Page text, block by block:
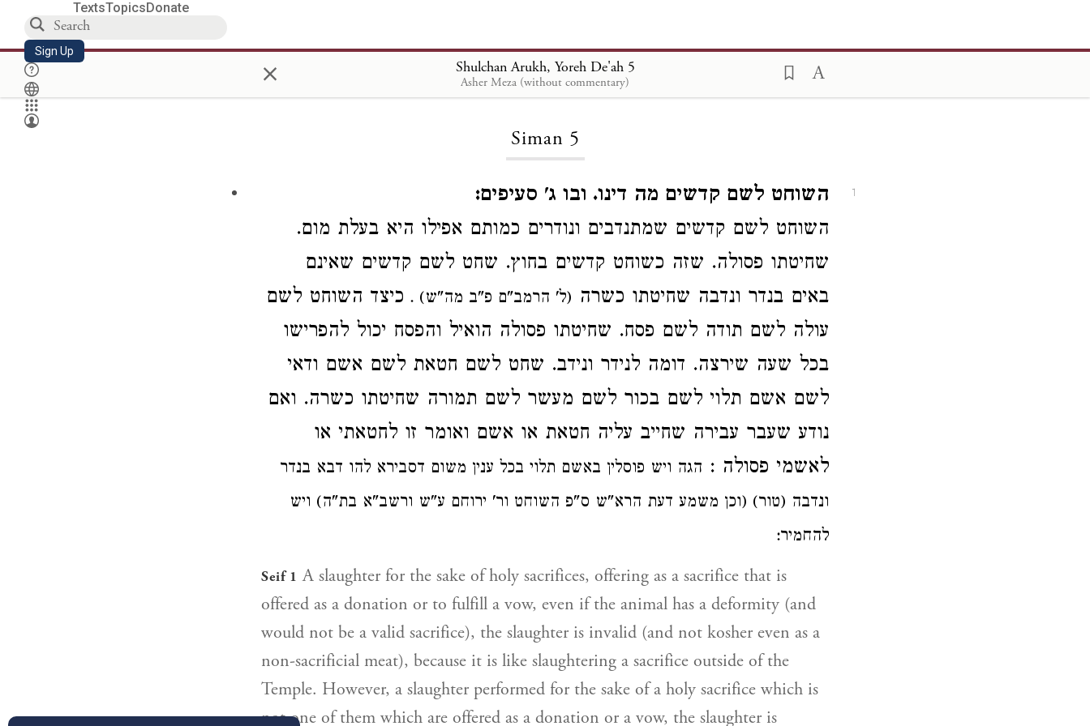
TextsTopicsDonate
Sign Up × Shulchan Arukh, Yoreh De'ah 5
Asher Meza (without commentary)
Loading...
Siman 5
1
השוחט לשם קדשים מה דינו. ובו ג' סעיפים:
השוחט לשם קדשים שמתנדבים ונודרים כמותם אפילו היא בעלת מום.
שחיטתו פסולה. שזה כשוחט קדשים בחוץ. שחט לשם קדשים שאינם
באים בנדר ונדבה שחיטתו כשרה (ל' הרמב"ם פ"ב מה"ש) . כיצד השוחט לשם
עולה לשם תודה לשם פסח. שחיטתו פסולה הואיל והפסח יכול להפרישו
בכל שעה שירצה. דומה לנידר ונידב. שחט לשם חטאת לשם אשם ודאי
לשם אשם תלוי לשם בכור לשם מעשר לשם תמורה שחיטתו כשרה. ואם
נודע שעבר עבירה שחייב עליה חטאת או אשם ואומר זו לחטאתי או
לאשמי פסולה : הגה ויש פוסלין באשם תלוי בכל ענין משום דסבירא להו דבא בנדר
ונדבה (טור) (וכן משמע דעת הרא"ש ס"פ השוחט ור' ירוחם ע"ש ורשב"א בת"ה) ויש
להחמיר:
Seif 1 A slaughter for the sake of holy sacrifices, offering as a sacrifice that is
offered as a donation or to fulfill a vow, even if the animal has a deformity (and
would not be a valid sacrifice), the slaughter is invalid (and not kosher even as a
non-sacrificial meat), because it is like slaughtering a sacrifice outside of the
Temple. However, a slaughter performed for the sake of a holy sacrifice which is
not one of them which are offered as a donation or a vow, the slaughter is